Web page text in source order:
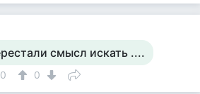
смысл искать ....
0 0